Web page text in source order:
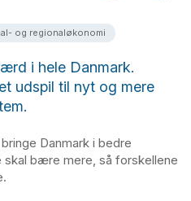
og regionaløkonomi
i hele Danmark.
udspil til nyt og mere
Danmark i bedre
skal bære mere, så forskellene